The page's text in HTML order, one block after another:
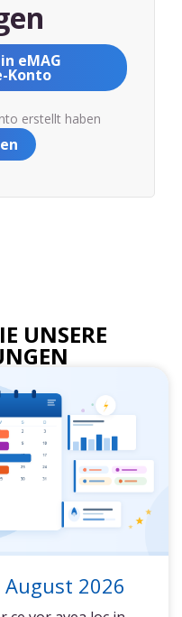
eMAG
Konto
erstellt haben
UNSERE
2026